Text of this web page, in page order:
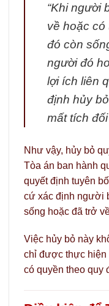
“Khi người
về hoặc
đó còn
người đó
lợi ích liên
định hủy
mất tích
Như vậy, hủy bỏ
Tòa án ban hành
quyết định tuyên
cứ xác định người
sống hoặc đã trở
Việc hủy bỏ này
chỉ được thực hiện
có quyền theo quy